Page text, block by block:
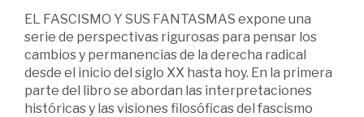
EL FASCISMO Y SUS FANTASMAS expone una
serie de perspectivas rigurosas para pensar los
cambios y permanencias de la derecha radical
desde el inicio del siglo XX hasta hoy. En la primera
parte del libro se abordan las interpretaciones
históricas y las visiones filosóficas del fascismo